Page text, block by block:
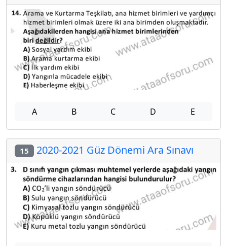
A B C D E
15 2020-2021 Güz Dönemi Ara Sınavı